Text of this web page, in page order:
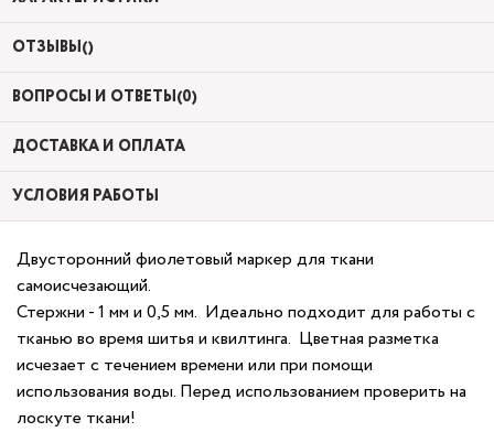
ОТЗЫВЫ()
ВОПРОСЫ И ОТВЕТЫ(0)
ДОСТАВКА И ОПЛАТА
УСЛОВИЯ РАБОТЫ
Двусторонний фиолетовый маркер для ткани
самоисчезающий.
Стержни - 1 мм и 0,5 мм. Идеально подходит для работы с
тканью во время шитья и квилтинга. Цветная разметка
исчезает c течением времени или при помощи
использования воды. Перед использованием проверить на
лоскуте ткани!